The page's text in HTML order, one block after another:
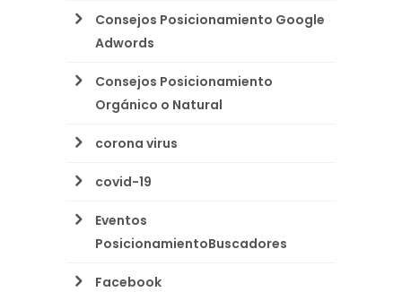
Consejos Posicionamiento Google
Adwords
Consejos Posicionamiento
Orgánico o Natural
corona virus
covid-19
Eventos
PosicionamientoBuscadores
Facebook